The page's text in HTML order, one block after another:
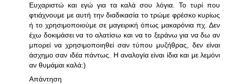
Ευχαριστώ και εγώ για τα καλά σου λόγια. Το τυρί που
φτιάχνουμε με αυτή την διαδικασία το τρώμε φρέσκο κυρίως
ή το χρησιμοποιούμε σε μαγειρική όπως μακαρόνια πχ. Δεν
έχω δοκιμάσει να το αλατίσω και να το ξεράνω για να δω αν
μπορεί να χρησιμοποιηθεί σαν τύπου μυζήθρας, δεν είναι
άσχημο σαν ιδέα πάντως. Η αναλογία είναι ίδια και με λεμόνι
αν θυμάμαι καλά:)
Απάντηση